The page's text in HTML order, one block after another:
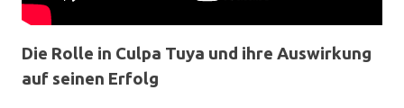
Die Rolle in Culpa Tuya und ihre Auswirkung
auf seinen Erfolg